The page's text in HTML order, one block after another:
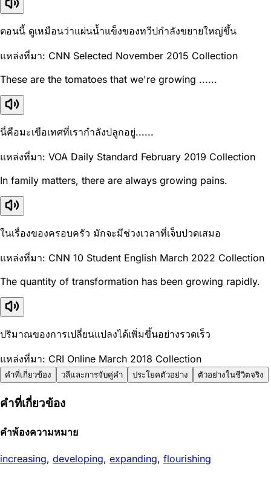
ตอนนี้ ดูเหมือนว่าแผ่นน้ำแข็งของทวีปกำลังขยายใหญ่ขึ้น
แหล่งที่มา: CNN Selected November 2015 Collection
These are the tomatoes that we're growing ......
นี่คือมะเขือเทศที่เรากำลังปลูกอยู่......
แหล่งที่มา: VOA Daily Standard February 2019 Collection
In family matters, there are always growing pains.
ในเรื่องของครอบครัว มักจะมีช่วงเวลาที่เจ็บปวดเสมอ
แหล่งที่มา: CNN 10 Student English March 2022 Collection
The quantity of transformation has been growing rapidly.
ปริมาณของการเปลี่ยนแปลงได้เพิ่มขึ้นอย่างรวดเร็ว
แหล่งที่มา: CRI Online March 2018 Collection
คำที่เกี่ยวข้อง วลีและการจับคู่คำ ประโยคตัวอย่าง ตัวอย่างในชีวิตจริง
คำที่เกี่ยวข้อง
คำพ้องความหมาย
increasing, developing, expanding, flourishing